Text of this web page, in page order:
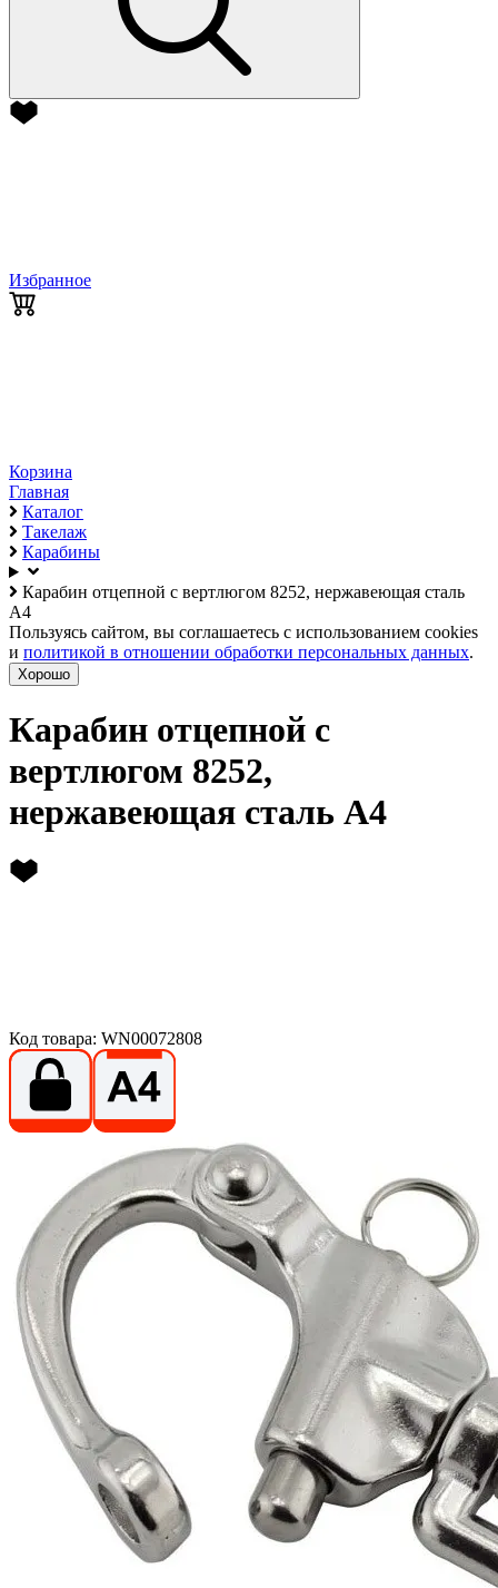
Избранное
Корзина
Главная
Каталог
Такелаж
Карабины
Карабин отцепной с вертлюгом 8252, нержавеющая сталь
А4
Пользуясь сайтом, вы соглашаетесь с использованием cookies
и политикой в отношении обработки персональных данных.
Хорошо
Карабин отцепной с
вертлюгом 8252,
нержавеющая сталь А4
Код товара: WN00072808